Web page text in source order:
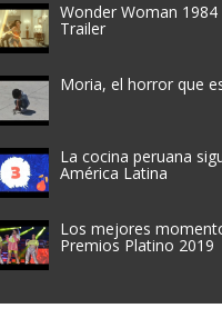
Wonder Woman 1984
Trailer
Moria, el horror que
La cocina peruana
América Latina
Los mejores
Premios Platino 2019